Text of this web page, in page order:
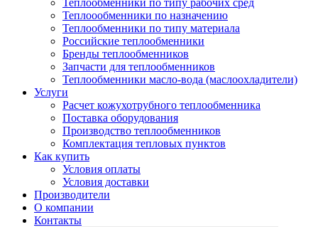
Теплообменники по типу рабочих сред
Теплоообменники по назначению
Теплообменники по типу материала
Российские теплообменники
Бренды теплообменников
Запчасти для теплообменников
Теплообменники масло-вода (маслоохладители)
Услуги
Расчет кожухотрубного теплообменника
Поставка оборудования
Производство теплообменников
Комплектация тепловых пунктов
Как купить
Условия оплаты
Условия доставки
Производители
О компании
Контакты